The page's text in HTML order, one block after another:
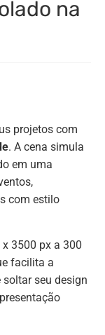
na
projetos com
. A cena simula
em uma
com estilo
3500 px a 300
facilita a
seu design